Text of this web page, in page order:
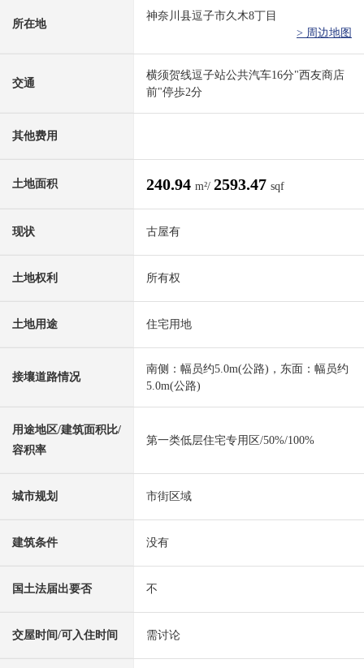
所在地
神奈川县逗子市久木8丁目
> 周边地图
交通
横须贺线逗子站公共汽车16分"西友商店
前"停歩2分
其他费用
土地面积 240.94 m²/ 2593.47 sqf
现状 古屋有
土地权利 所有权
土地用途 住宅用地
接壤道路情况
南侧：幅员约5.0m(公路)，东面：幅员约
5.0m(公路)
用途地区/建筑面积比/
容积率
第一类低层住宅专用区/50%/100%
城市规划 市街区域
建筑条件 没有
国土法届出要否 不
交屋时间/可入住时间 需讨论